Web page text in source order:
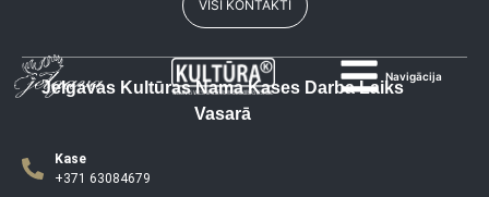
Navigācija
VISI KONTAKTI
Jelgavas Kultūras Nama Kases Darba Laiks
Vasarā
Kase
+371 63084679